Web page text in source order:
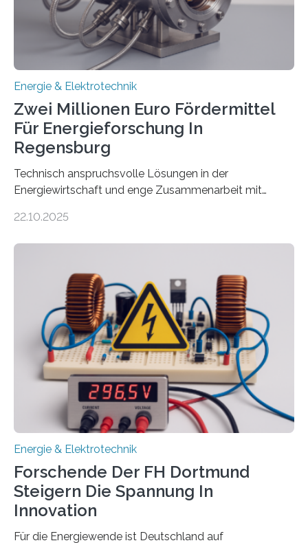
eingespeist werden. Nach dem Erneuerbare-Energien-
Gesetz (EEG) sind Netzbetreiber…
Energie & Elektrotechnik
Zwei Millionen Euro Fördermittel
Für Energieforschung In
Regensburg
Technisch anspruchsvolle Lösungen in der
Energiewirtschaft und enge Zusammenarbeit mit
neuen EU-geförderten Transfer-Projekte zu
Energietechnologien werden vom Europäischen
Sozialfonds Plus (ESF+) gefördert – mit einer
Gesamtsumme von mehr als zwei Millionen Euro.
Damit zählt die Hochschule zu den großen
Gewinnerinnen der aktuellen Förderrunde des
Bayerischen Wissenschaftsministeriums. Im
Mittelpunkt steht der direkte Wissenstransfer: Neue
wissenschaftliche Erkenntnisse sollen rasch in die
22.10.2025
Energie & Elektrotechnik
Forschende Der FH Dortmund
Steigern Die Spannung In
Innovation
Für die Energiewende ist Deutschland auf